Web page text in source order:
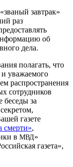
завтрак»
раз
об
дела.
полагать, что
и уважаемого
распространения
сотрудников
беседы за
газете
смерти»,
в МВД»
газета»,